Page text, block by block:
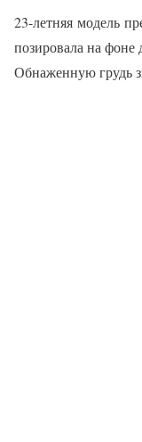
23-летняя модель
позировала на
Обнаженную грудь